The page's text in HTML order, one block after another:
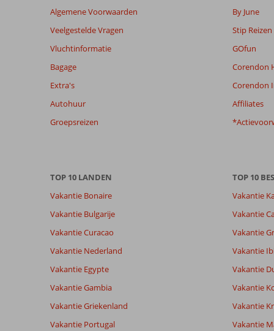
weergegeven
om
de
relevantie
van
Meer
beoordelingen.
Totale score
Gebaseerd op:
beoordelingen
8,8
Aanrader
Kamers
Ervaringen
van onze
klanten
Taal
Algemene Voorwaarden
Veelgestelde Vragen
Vluchtinformatie
Bagage
Extra's
Autohuur
Groepsreizen
By June
Stip Reizen
GOfun
Corendon
Corendon
Affiliates
TOP 10 LANDEN
Vakantie Bonaire
Vakantie Bulgarije
Vakantie Curacao
Vakantie Nederland
Vakantie Egypte
Vakantie Gambia
Vakantie Griekenland
Vakantie Portugal
TOP 10
Vakantie
Vakantie
Vakantie
Vakantie
Vakantie
Vakantie
Vakantie
Vakantie